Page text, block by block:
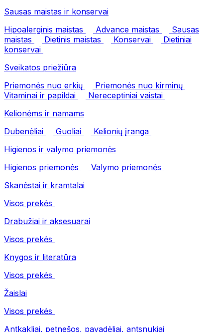
Sausas maistas ir konservai
Hipoalerginis maistas
Advance maistas
Sausas
maistas
Dietinis maistas Konservai
Dietiniai
konservai
Sveikatos priežiūra
Priemonės nuo erkių
Priemonės nuo kirminų
Vitaminai ir papildai
Nereceptiniai vaistai
Kelionėms ir namams
Dubenėliai
Guoliai
Kelionių įranga
Higienos ir valymo priemonės
Higienos priemonės
Valymo priemonės
Skanėstai ir kramtalai
Visos prekės
Drabužiai ir aksesuarai
Visos prekės
Knygos ir literatūra
Visos prekės
Žaislai
Visos prekės
Antkakliai, petnešos, pavadėliai, antsnukiai